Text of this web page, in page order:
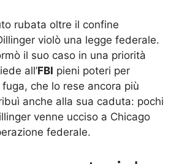
rubata oltre il confine
violò una legge federale.
il suo caso in una priorità
all’FBI pieni poteri per
che lo rese ancora più
anche alla sua caduta: pochi
venne ucciso a Chicago
federale.